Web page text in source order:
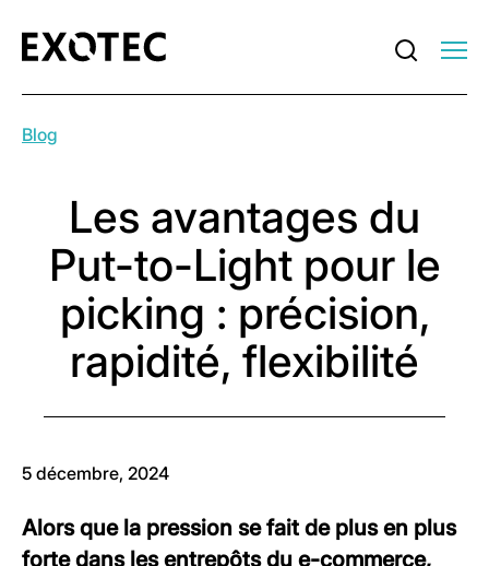
Blog
Les avantages du
Put-to-Light pour le
picking : précision,
rapidité, flexibilité
5 décembre, 2024
Alors que la pression se fait de plus en plus
forte dans les entrepôts du e-commerce,